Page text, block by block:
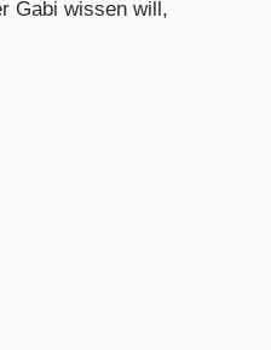
Gabi wissen will,